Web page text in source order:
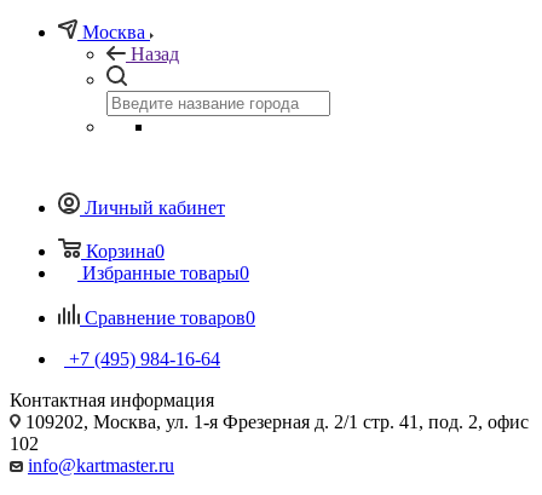
Москва
Назад
Личный кабинет
Корзина0
Избранные товары0
Сравнение товаров0
+7 (495) 984-16-64
Контактная информация
109202, Москва, ул. 1-я Фрезерная д. 2/1 стр. 41, под. 2, офис
102
info@kartmaster.ru